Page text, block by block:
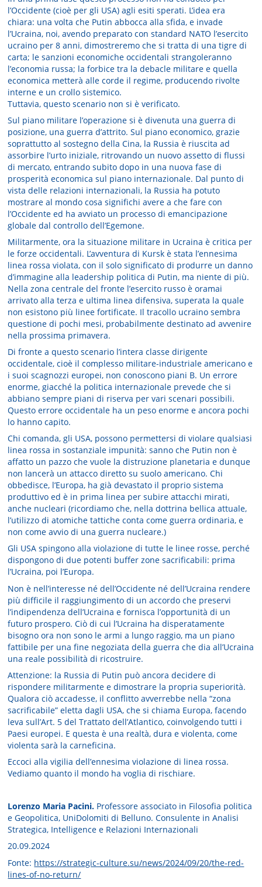
l’Occidente (cioè per gli USA) agli esiti sperati. L’idea era
chiara: una volta che Putin abbocca alla sfida, e invade
l’Ucraina, noi, avendo preparato con standard NATO l’esercito
ucraino per 8 anni, dimostreremo che si tratta di una tigre di
carta; le sanzioni economiche occidentali strangoleranno
l’economia russa; la forbice tra la debacle militare e quella
economica metterà alle corde il regime, producendo rivolte
interne e un crollo sistemico.
Tuttavia, questo scenario non si è verificato.
Sul piano militare l’operazione si è divenuta una guerra di
posizione, una guerra d’attrito. Sul piano economico, grazie
soprattutto al sostegno della Cina, la Russia è riuscita ad
assorbire l’urto iniziale, ritrovando un nuovo assetto di flussi
di mercato, entrando subito dopo in una nuova fase di
prosperità economica sul piano internazionale. Dal punto di
vista delle relazioni internazionali, la Russia ha potuto
mostrare al mondo cosa significhi avere a che fare con
l’Occidente ed ha avviato un processo di emancipazione
globale dal controllo dell’Egemone.
Militarmente, ora la situazione militare in Ucraina è critica per
le forze occidentali. L’avventura di Kursk è stata l’ennesima
linea rossa violata, con il solo significato di produrre un danno
d’immagine alla leadership politica di Putin, ma niente di più.
Nella zona centrale del fronte l’esercito russo è oramai
arrivato alla terza e ultima linea difensiva, superata la quale
non esistono più linee fortificate. Il tracollo ucraino sembra
questione di pochi mesi, probabilmente destinato ad avvenire
nella prossima primavera.
Di fronte a questo scenario l’intera classe dirigente
occidentale, cioè il complesso militare-industriale americano e
i suoi scagnozzi europei, non conoscono piani B. Un errore
enorme, giacché la politica internazionale prevede che si
abbiano sempre piani di riserva per vari scenari possibili.
Questo errore occidentale ha un peso enorme e ancora pochi
lo hanno capito.
Chi comanda, gli USA, possono permettersi di violare qualsiasi
linea rossa in sostanziale impunità: sanno che Putin non è
affatto un pazzo che vuole la distruzione planetaria e dunque
non lancerà un attacco diretto su suolo americano. Chi
obbedisce, l’Europa, ha già devastato il proprio sistema
produttivo ed è in prima linea per subire attacchi mirati,
anche nucleari (ricordiamo che, nella dottrina bellica attuale,
l’utilizzo di atomiche tattiche conta come guerra ordinaria, e
non come avvio di una guerra nucleare.)
Gli USA spingono alla violazione di tutte le linee rosse, perché
dispongono di due potenti buffer zone sacrificabili: prima
l’Ucraina, poi l’Europa.
Non è nell’interesse né dell’Occidente né dell’Ucraina rendere
più difficile il raggiungimento di un accordo che preservi
l’indipendenza dell’Ucraina e fornisca l’opportunità di un
futuro prospero. Ciò di cui l’Ucraina ha disperatamente
bisogno ora non sono le armi a lungo raggio, ma un piano
fattibile per una fine negoziata della guerra che dia all’Ucraina
una reale possibilità di ricostruire.
Attenzione: la Russia di Putin può ancora decidere di
rispondere militarmente e dimostrare la propria superiorità.
Qualora ciò accadesse, il conflitto avverrebbe nella “zona
sacrificabile” eletta dagli USA, che si chiama Europa, facendo
leva sull’Art. 5 del Trattato dell’Atlantico, coinvolgendo tutti i
Paesi europei. E questa è una realtà, dura e violenta, come
violenta sarà la carneficina.
Eccoci alla vigilia dell’ennesima violazione di linea rossa.
Vediamo quanto il mondo ha voglia di rischiare.
Lorenzo Maria Pacini. Professore associato in Filosofia politica
e Geopolitica, UniDolomiti di Belluno. Consulente in Analisi
Strategica, Intelligence e Relazioni Internazionali
20.09.2024
Fonte: https://strategic-culture.su/news/2024/09/20/the-red-
lines-of-no-return/